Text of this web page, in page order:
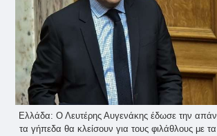
Ελλάδα: Ο Λευτέρης Αυγενάκης έδωσε την
τα γήπεδα θα κλείσουν για τους φιλάθλους με